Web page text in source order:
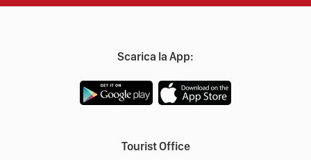
Scarica la App:
Tourist Office